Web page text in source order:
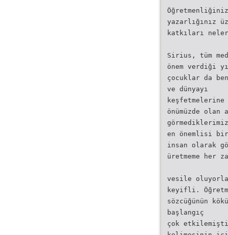
yazarlığınız
katkıları
Sirius, tüm
önem verdiği
çocuklar da
ve dünyayı
önümüzde olan
en önemlisi bir
insan olarak
üretmeme her
vesile
keyifli.
sözcüğünün
başlangıç
çok